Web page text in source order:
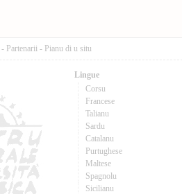
- Partenarii - Pianu di u situ
Lingue
Corsu
Francese
Talianu
Sardu
Catalanu
Purtughese
Maltese
Spagnolu
Sicilianu